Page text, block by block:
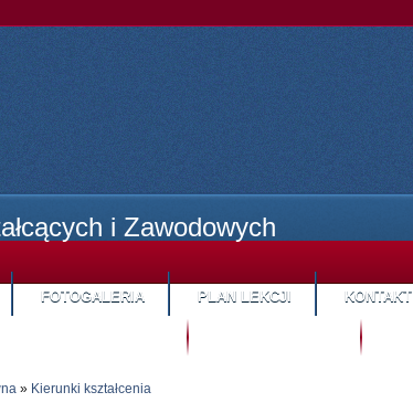
i Zawodowych
FOTOGALERIA PLAN LEKCJI KONTAKT
» Kierunki kształcenia